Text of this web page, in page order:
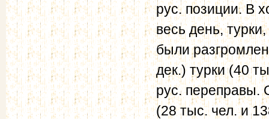
рус. позиции. В
весь день,
были
дек.) турки (40
рус. переправы.
(28 тыс. чел. и